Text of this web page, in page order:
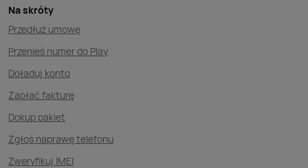
Na skróty
Przedłuż umowę
Przenieś numer do Play
Doładuj konto
Zapłać fakturę
Dokup pakiet
Zgłoś naprawę telefonu
Zweryfikuj IMEI